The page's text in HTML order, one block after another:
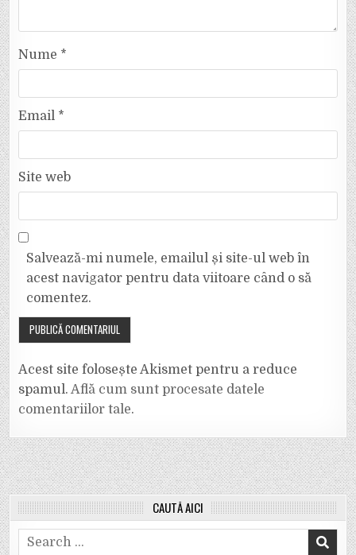
Nume *
Email *
Site web
Salvează-mi numele, emailul și site-ul web în
acest navigator pentru data viitoare când o să
comentez.
Acest site folosește Akismet pentru a reduce
spamul.Află cum sunt procesate datele
comentariilor tale.
CAUTĂ AICI
Search